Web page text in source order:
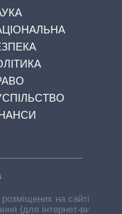
на сайті,
(для інтернет-видань